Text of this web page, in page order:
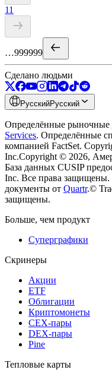
11
…999999
Сделано людьми
РусскийРусский
Определённые рыночные
Services. Определённые
компанией FactSet.
Inc.Copyright © 2026,
База данных CUSIP
Inc. Все права защищены.
документы от Quartr.©
защищены.
Больше, чем продукт
Суперграфики
Скринеры
Акции
ETF
Облигации
Криптомонеты
CEX-пары
DEX-пары
Pine
Тепловые карты